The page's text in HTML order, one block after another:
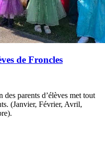
de Froncles
des parents d’élèves met tout
(Janvier, Février, Avril,